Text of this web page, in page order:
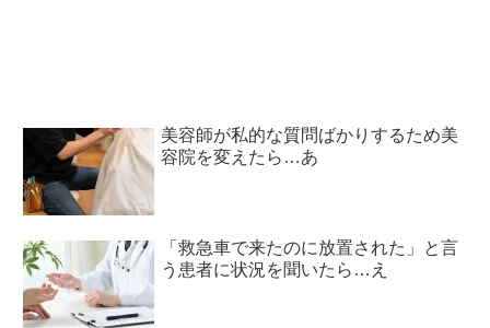
美容師が私的な質問ばかりするため美
容院を変えたら…あ
「救急車で来たのに放置された」と言
う患者に状況を聞いたら…え